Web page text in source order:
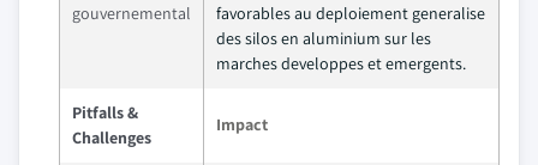
gouvernemental
favorables au deploiement generalise
des silos en aluminium sur les
marches developpes et emergents.
Pitfalls &
Challenges
Impact